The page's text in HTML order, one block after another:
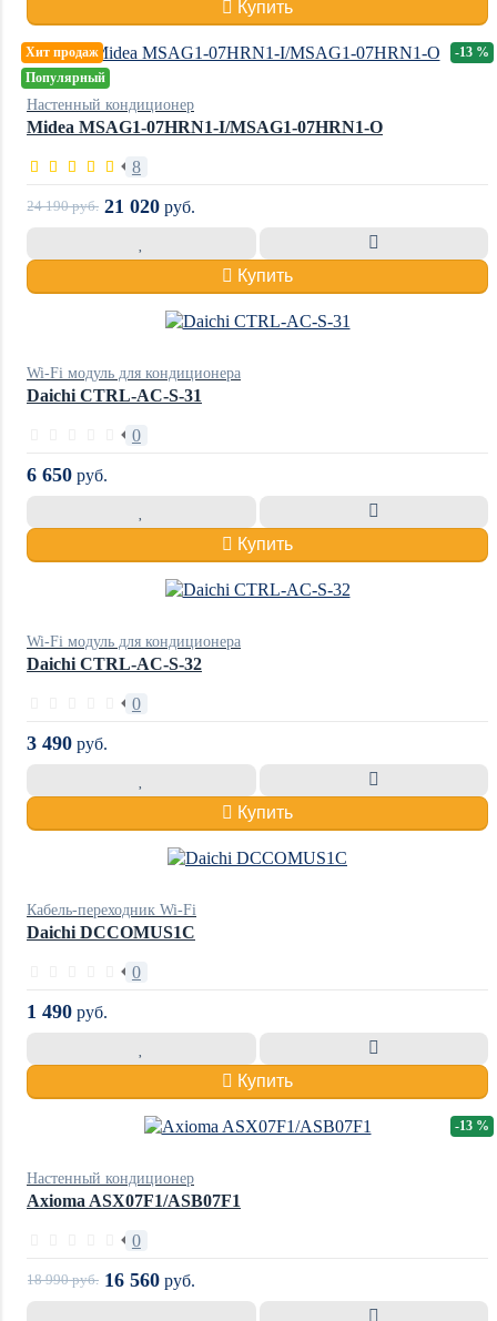
Купить
Хит продаж
Популярный
Настенный кондиционер
Midea MSAG1-07HRN1-I/MSAG1-07HRN1-O
8
-13 %
24 190руб. 21 020 руб.
Купить
Wi-Fi модуль для кондиционера
Daichi CTRL-AC-S-31
0
6 650 руб.
Купить
Wi-Fi модуль для кондиционера
Daichi CTRL-AC-S-32
0
3 490 руб.
Купить
Кабель-переходник Wi-Fi
Daichi DCCOMUS1C
0
1 490 руб.
Купить
Настенный кондиционер
Axioma ASX07F1/ASB07F1
0
-13 %
18 990руб. 16 560 руб.